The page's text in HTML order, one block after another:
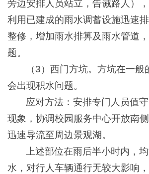
旁边安排人员站立，告诫路人）
利用已建成的雨水调蓄设施迅速
整修，增加雨水排箅及雨水管道
题。
（3）西门方坑。方坑在一
会出现积水问题。
应对方法：安排专门人员值
现象，协调校园服务中心开放南
迅速导流至周边景观湖。
上述部位在雨后半小时内，
水，对行人车辆通行无较大影响